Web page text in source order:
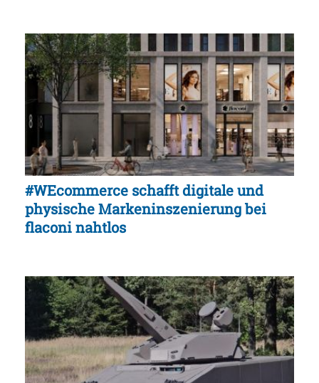
#WEcommerce schafft digitale und
physische Markeninszenierung bei
flaconi nahtlos